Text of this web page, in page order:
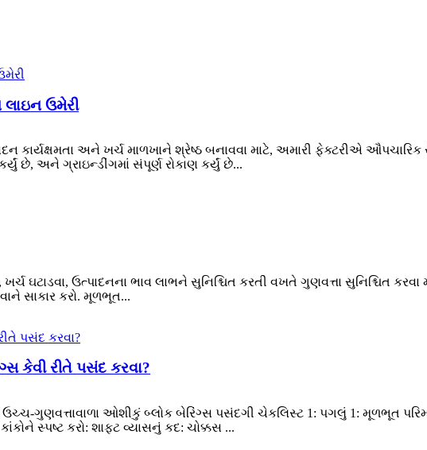
લાઇન ઉમેરી
કાર્યક્ષમતા અને ખર્ચ માળખાને શ્રેષ્ઠ બનાવવા માટે, અમારી ફેક્ટરીએ
છે, અને ગ્રાઇન્ડીંગમાં સંપૂર્ણ રોકાણ કર્યું છે...
ઘટાડવા, ઉત્પાદનના ભાવ લાભને સુનિશ્ચિત કરતી વખતે ગુણવત્તા સુનિશ્ચિત
સાકાર કરો. મૂળભૂત...
કેવી રીતે પસંદ કરવા?
ગુણવત્તાવાળા ઓશીકું બ્લોક બેરિંગ્સ પસંદગી ચેકલિસ્ટ 1: પગલું 1: મૂળભૂત
સ્પષ્ટ કરો: શાફ્ટ વ્યાસનું કદ: ચોક્કસ ...